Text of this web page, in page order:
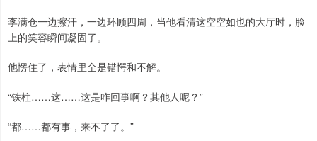
李满仓一边擦汗，一边环顾四周，当他看清这空空如也的大厅时，脸
上的笑容瞬间凝固了。
他愣住了，表情里全是错愕和不解。
“铁柱……这……这是咋回事啊？其他人呢？”
“都……都有事，来不了了。”